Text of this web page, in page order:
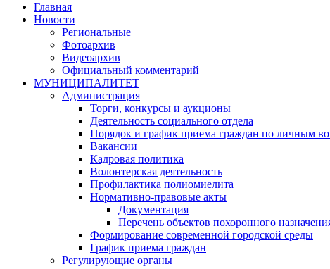
Главная
Новости
Региональные
Фотоархив
Видеоархив
Официальный комментарий
МУНИЦИПАЛИТЕТ
Администрация
Торги, конкурсы и аукционы
Деятельность социального отдела
Порядок и график приема граждан по личным
Вакансии
Кадровая политика
Волонтерская деятельность
Профилактика полиомиелита
Нормативно-правовые акты
Документация
Перечень объектов похоронного
Формирование современной городской среды
График приема граждан
Регулирующие органы